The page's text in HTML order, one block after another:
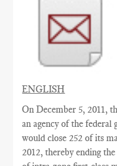
ENGLISH
On December 5, 2011,
an agency of the
would close 252 of its
2012, thereby ending